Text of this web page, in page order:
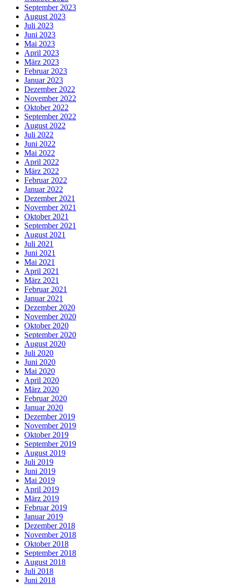
September 2023
August 2023
Juli 2023
Juni 2023
Mai 2023
April 2023
März 2023
Februar 2023
Januar 2023
Dezember 2022
November 2022
Oktober 2022
September 2022
August 2022
Juli 2022
Juni 2022
Mai 2022
April 2022
März 2022
Februar 2022
Januar 2022
Dezember 2021
November 2021
Oktober 2021
September 2021
August 2021
Juli 2021
Juni 2021
Mai 2021
April 2021
März 2021
Februar 2021
Januar 2021
Dezember 2020
November 2020
Oktober 2020
September 2020
August 2020
Juli 2020
Juni 2020
Mai 2020
April 2020
März 2020
Februar 2020
Januar 2020
Dezember 2019
November 2019
Oktober 2019
September 2019
August 2019
Juli 2019
Juni 2019
Mai 2019
April 2019
März 2019
Februar 2019
Januar 2019
Dezember 2018
November 2018
Oktober 2018
September 2018
August 2018
Juli 2018
Juni 2018